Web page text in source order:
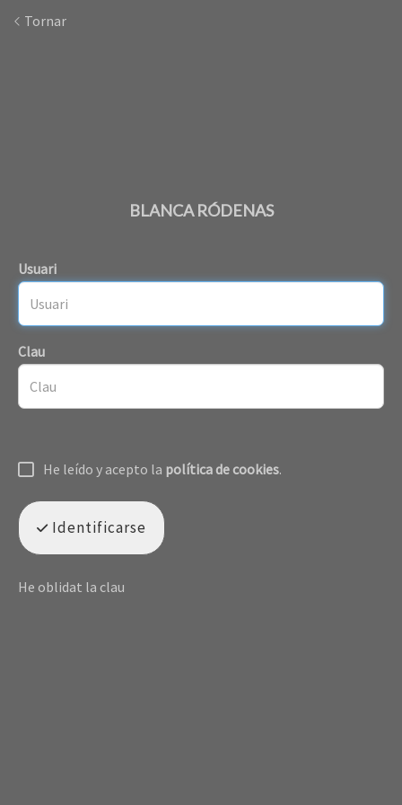
Tornar
BLANCA RÓDENAS
Usuari
Clau
He leído y acepto la política de cookies.
Identificarse
He oblidat la clau